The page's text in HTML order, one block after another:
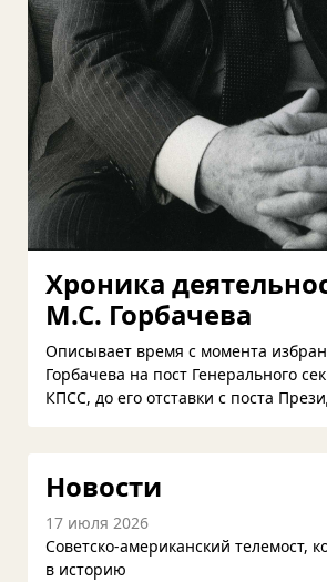
Хроника
М.С. Горбачева
Описывает время с момента
Горбачева на пост Генерального
КПСС, до его отставки с поста
Новости
17 июля 2026
Советско-американский телемост,
в историю